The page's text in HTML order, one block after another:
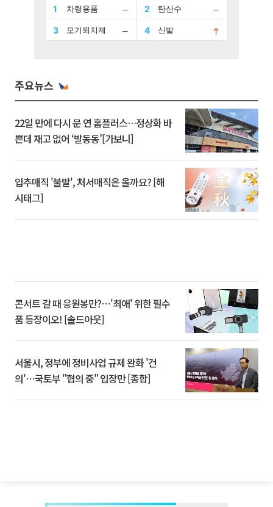
주요뉴스
22일 만에 다시 문 연 홈플러스…정상화 바
쁜데 재고 없어 ‘발동동’[가보니]
입추매직 '불발', 처서매직은 올까요? [해
시태그]
콘서트 갈 때 응원봉만?⋯'최애' 위한 필수
품 등장이오! [솔드아웃]
서울시, 정부에 정비사업 규제 완화 '건
의'⋯국토부 "협의 중" 입장만 [종합]